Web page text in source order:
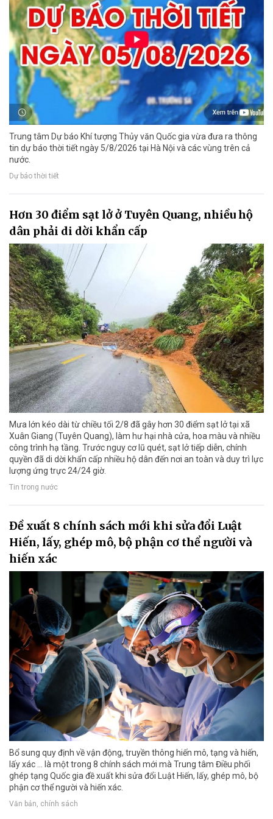
Trung tâm Dự báo Khí tượng Thủy văn Quốc gia vừa đưa ra thông
tin dự báo thời tiết ngày 5/8/2026 tại Hà Nội và các vùng trên cả
nước.
Dự báo thời tiết
Hơn 30 điểm sạt lở ở Tuyên Quang, nhiều hộ
dân phải di dời khẩn cấp
Mưa lớn kéo dài từ chiều tối 2/8 đã gây hơn 30 điểm sạt lở tại xã
Xuân Giang (Tuyên Quang), làm hư hại nhà cửa, hoa màu và nhiều
công trình hạ tầng. Trước nguy cơ lũ quét, sạt lở tiếp diễn, chính
quyền đã di dời khẩn cấp nhiều hộ dân đến nơi an toàn và duy trì lực
lượng ứng trực 24/24 giờ.
Tin trong nước
Đề xuất 8 chính sách mới khi sửa đổi Luật
Hiến, lấy, ghép mô, bộ phận cơ thể người và
hiến xác
Bổ sung quy định về vận động, truyền thông hiến mô, tạng và hiến,
lấy xác ... là một trong 8 chính sách mới mà Trung tâm Điều phối
ghép tạng Quốc gia đề xuất khi sửa đổi Luật Hiến, lấy, ghép mô, bộ
phận cơ thể người và hiến xác.
Văn bản, chính sách